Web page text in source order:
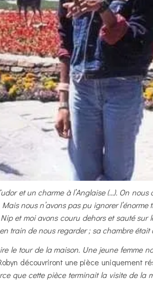
et un charme à l’Anglaise (…). On
nous n’avons pas pu ignorer
et moi avons couru dehors et sauté
train de nous regarder ; sa chambre était
le tour de la maison. Une jeune femme
découvriront une pièce uniquement
que cette pièce terminait la visite de la